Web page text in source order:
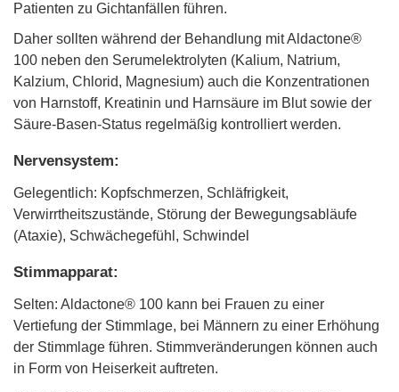
Patienten zu Gichtanfällen führen.
Daher sollten während der Behandlung mit Aldactone®
100 neben den Serumelektrolyten (Kalium, Natrium,
Kalzium, Chlorid, Magnesium) auch die Konzentrationen
von Harnstoff, Kreatinin und Harnsäure im Blut sowie der
Säure-Basen-Status regelmäßig kontrolliert werden.
Nervensystem:
Gelegentlich: Kopfschmerzen, Schläfrigkeit,
Verwirrtheitszustände, Störung der Bewegungsabläufe
(Ataxie), Schwächegefühl, Schwindel
Stimmapparat:
Selten: Aldactone® 100 kann bei Frauen zu einer
Vertiefung der Stimmlage, bei Männern zu einer Erhöhung
der Stimmlage führen. Stimmveränderungen können auch
in Form von Heiserkeit auftreten.